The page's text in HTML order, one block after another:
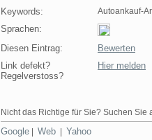
Keywords: Autoankauf-
Sprachen:
Diesen Eintrag:
Bewerten
Link defekt?
Regelverstoss?
Hier melden
Nicht das Richtige für Sie? Suchen Sie
Google Web Yahoo